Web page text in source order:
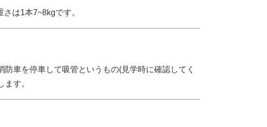
は1本7~8kgです。
車を停車して吸管というもの(見学時に確認してく
す。